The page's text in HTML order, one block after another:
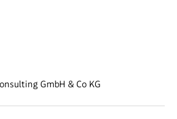
GmbH & Co KG